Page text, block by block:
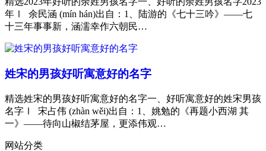
年Ⅰ 余民涵 (mín hán)出自：1、陆游的《七十三吟》——七
十三年事事新，涵濡幸作六朝民…
姓宋的男孩好听寓意好的名字
精选姓宋的男孩好听寓意好的名字一、好听寓意好的姓宋男孩
名字Ⅰ 宋占伟 (zhàn wěi)出自：1、姚勉的《再题小西湖 其
一》——待向山椒结茅屋，更添伟观…
网站分类